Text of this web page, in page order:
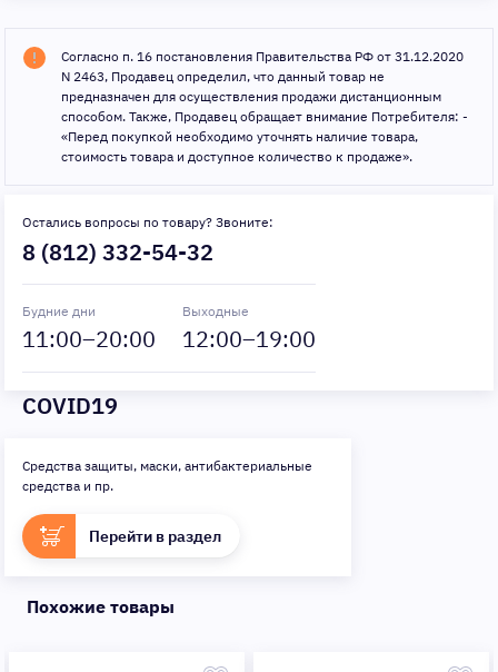
Согласно п. 16 постановления Правительства РФ от 31.12.2020
N 2463, Продавец определил, что данный товар не
предназначен для осуществления продажи дистанционным
способом. Также, Продавец обращает внимание Потребителя: -
«Перед покупкой необходимо уточнять наличие товара,
стоимость товара и доступное количество к продаже».
Остались вопросы по товару? Звоните:
8 (812) 332-54-32
Будние дни
11:00–20:00
Выходные
12:00–19:00
COVID19
Средства защиты, маски, антибактериальные
средства и пр.
Перейти в раздел
Похожие товары